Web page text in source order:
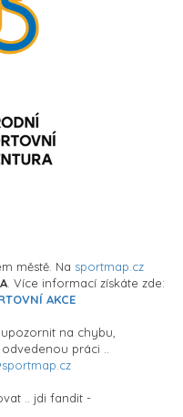
městě. Na sportmap.cz
. Více informací získáte zde:
AKCE
na chybu,
práci ..
.. jdi fandit -